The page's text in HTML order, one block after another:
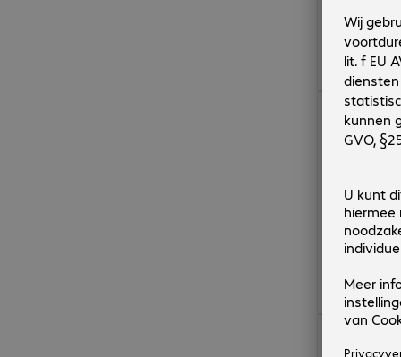
€ 36,99
€ 12,99